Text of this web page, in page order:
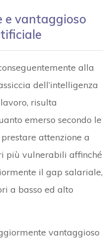
e vantaggioso
alla
dell’intelligenza
risulta
emerso secondo le
attenzione a
più vulnerabili affinché
il gap salariale,
a basso ed alto
vantaggioso